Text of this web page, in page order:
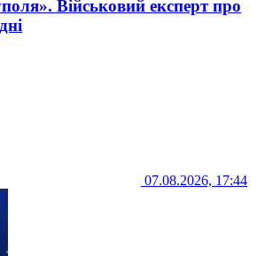
Військовий експерт про
07.08.2026, 17:44